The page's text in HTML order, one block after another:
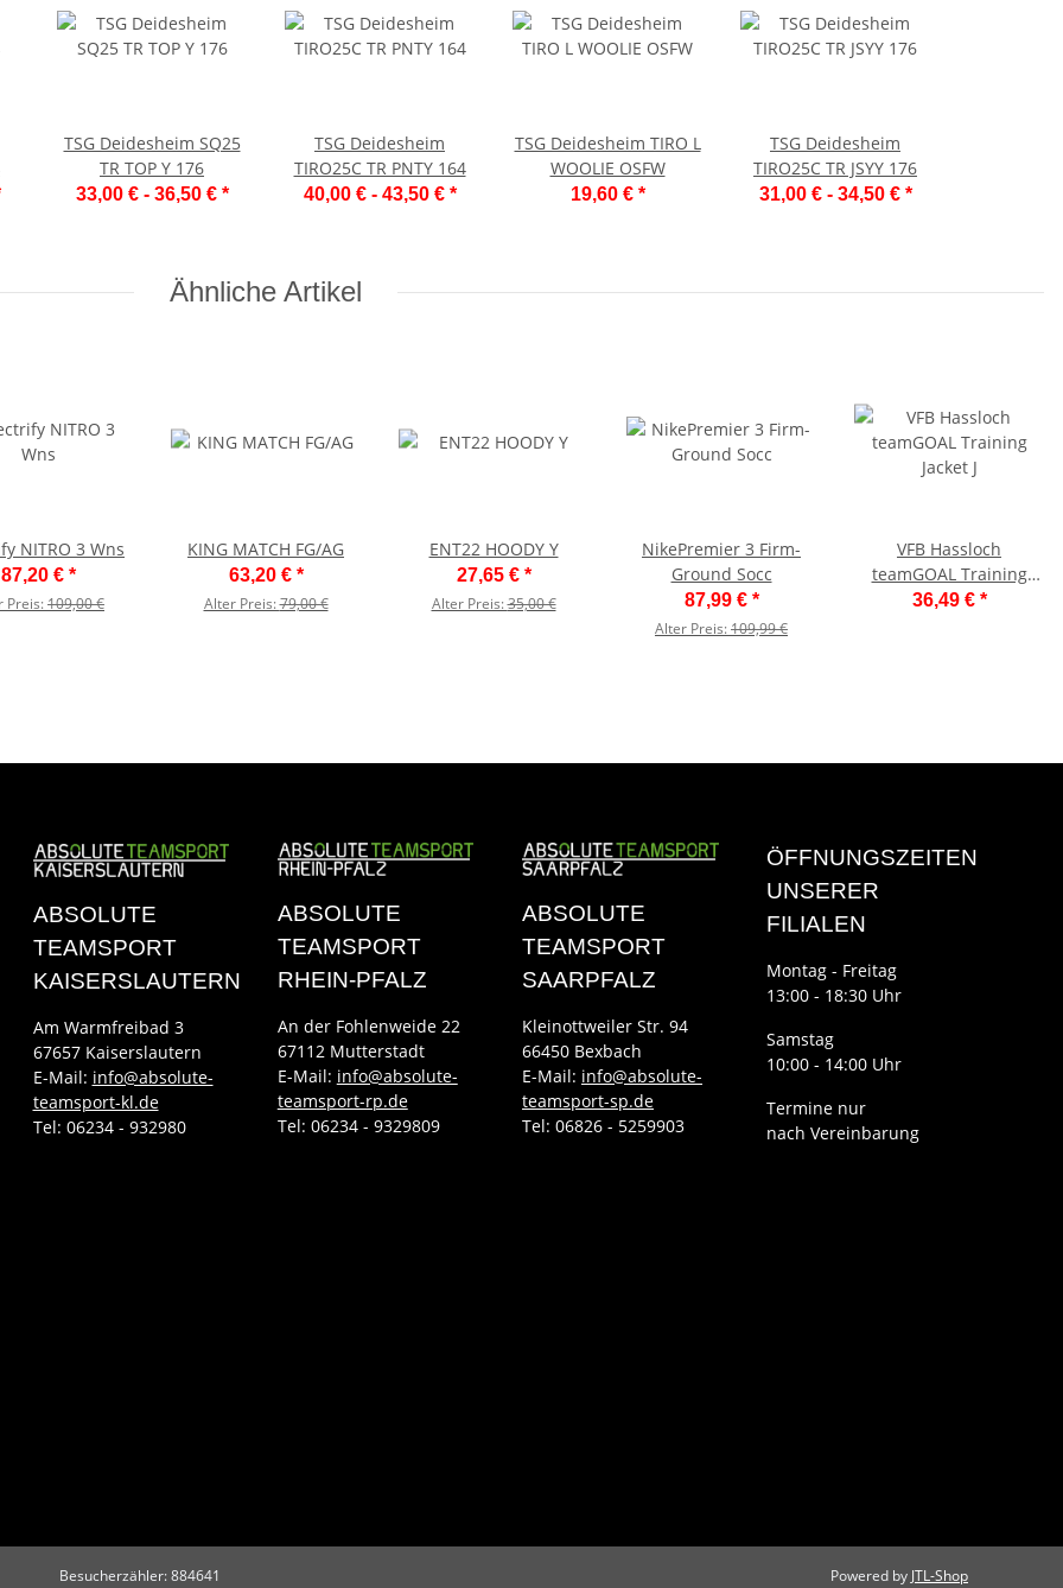
TSG Deidesheim SQ25
TR TOP Y 176
33,00 € - 36,50 € *
TSG Deidesheim
TIRO25C TR PNTY 164
40,00 € - 43,50 € *
TSG Deidesheim TIRO L
WOOLIE OSFW
19,60 € *
TSG Deidesheim
TIRO25C TR JSYY 176
31,00 € - 34,50 € *
Ähnliche Artikel
NITRO 3 Wns
87,20 € *
Preis:109,00 €
KING MATCH FG/AG
63,20 € *
Alter Preis:79,00 €
ENT22 HOODY Y
27,65 € *
Alter Preis:35,00 €
NikePremier 3 Firm-
Ground Socc
87,99 € *
Alter Preis:109,99 €
VFB Hassloch
teamGOAL Training
Jacket J
36,49 € *
ABSOLUTE
TEAMSPORT
KAISERSLAUTERN
Am Warmfreibad 3
67657 Kaiserslautern
E-Mail: info@absolute-
teamsport-kl.de
Tel: 06234 - 932980
ABSOLUTE
TEAMSPORT
RHEIN-PFALZ
An der Fohlenweide 22
67112 Mutterstadt
E-Mail: info@absolute-
teamsport-rp.de
Tel: 06234 - 9329809
ABSOLUTE
TEAMSPORT
SAARPFALZ
Kleinottweiler Str. 94
66450 Bexbach
E-Mail: info@absolute-
teamsport-sp.de
Tel: 06826 - 5259903
ÖFFNUNGSZEITEN
UNSERER
FILIALEN
Montag - Freitag
13:00 - 18:30 Uhr
Samstag
10:00 - 14:00 Uhr
Termine nur
nach Vereinbarung
Besucherzähler: 884641 Powered by JTL-Shop